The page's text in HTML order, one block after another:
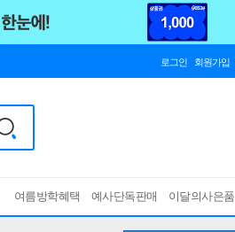
로그인 회원가입
여름방학혜택 예사단독판매 이달의사은품